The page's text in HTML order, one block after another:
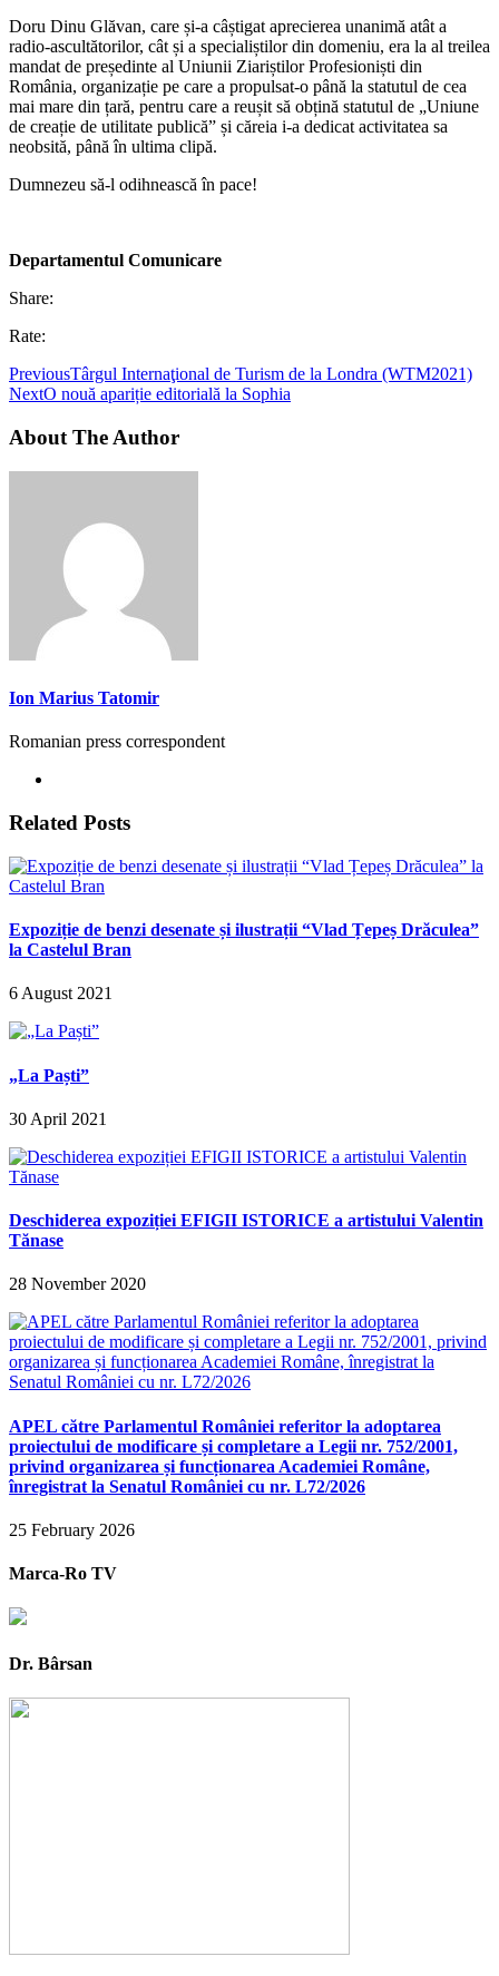
Doru Dinu Glăvan, care și-a câștigat aprecierea unanimă atât a
radio-ascultătorilor, cât și a specialiștilor din domeniu, era la al treilea
mandat de președinte al Uniunii Ziariștilor Profesioniști din
România, organizație pe care a propulsat-o până la statutul de cea
mai mare din țară, pentru care a reușit să obțină statutul de „Uniune
de creație de utilitate publică” și căreia i-a dedicat activitatea sa
neobsită, până în ultima clipă.
Dumnezeu să-l odihnească în pace!
Departamentul Comunicare
Share:
Rate:
PreviousTârgul Internaţional de Turism de la Londra (WTM2021)
NextO nouă apariție editorială la Sophia
About The Author
Ion Marius Tatomir
Romanian press correspondent
Related Posts
Expoziție de benzi desenate și ilustrații “Vlad Țepeș Drăculea”
la Castelul Bran
6 August 2021
„La Paști”
30 April 2021
Deschiderea expoziției EFIGII ISTORICE a artistului Valentin
Tănase
28 November 2020
APEL către Parlamentul României referitor la adoptarea
proiectului de modificare și completare a Legii nr. 752/2001,
privind organizarea și funcționarea Academiei Române,
înregistrat la Senatul României cu nr. L72/2026
25 February 2026
Marca-Ro TV
Dr. Bârsan